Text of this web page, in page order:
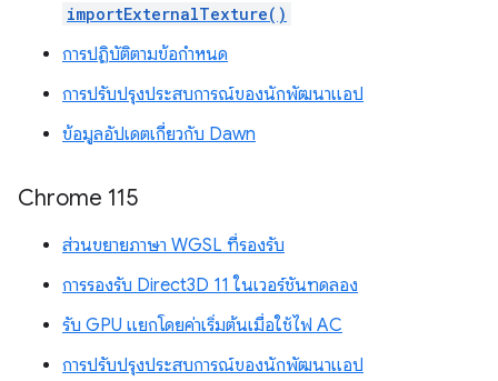
importExternalTexture()
การปฏิบัติตามข้อกำหนด
การปรับปรุงประสบการณ์ของนักพัฒนาแอป
ข้อมูลอัปเดตเกี่ยวกับ Dawn
Chrome 115
ส่วนขยายภาษา WGSL ที่รองรับ
การรองรับ Direct3D 11 ในเวอร์ชันทดลอง
รับ GPU แยกโดยค่าเริ่มต้นเมื่อใช้ไฟ AC
การปรับปรุงประสบการณ์ของนักพัฒนาแอป